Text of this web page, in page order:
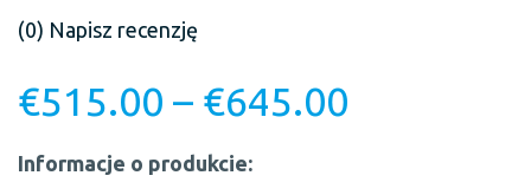
(0) Napisz recenzję
€515.00 – €645.00
Informacje o produkcie: